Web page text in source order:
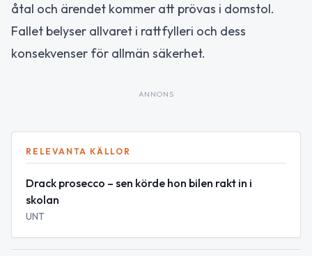
åtal och ärendet kommer att prövas i domstol.
Fallet belyser allvaret i rattfylleri och dess
konsekvenser för allmän säkerhet.
ANNONS
RELEVANTA KÄLLOR
Drack prosecco – sen körde hon bilen rakt in i
skolan
UNT